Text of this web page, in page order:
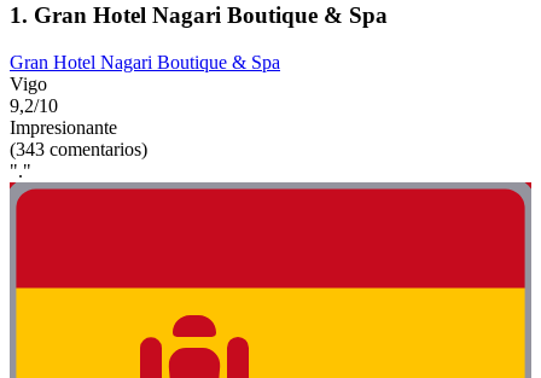
1. Gran Hotel Nagari Boutique & Spa
Gran Hotel Nagari Boutique & Spa
Vigo
9,2/10
Impresionante
(343 comentarios)
"."